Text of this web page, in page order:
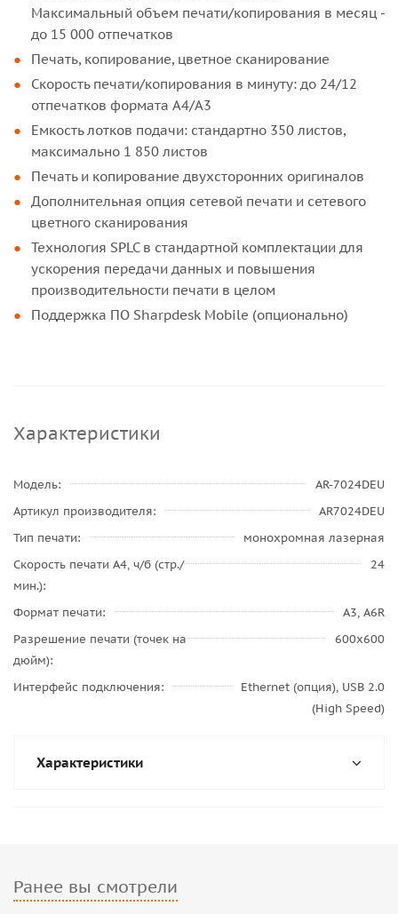
Максимальный объем печати/копирования в месяц -
до 15 000 отпечатков
Печать, копирование, цветное сканирование
Скорость печати/копирования в минуту: до 24/12
отпечатков формата A4/A3
Емкость лотков подачи: стандартно 350 листов,
максимально 1 850 листов
Печать и копирование двухсторонних оригиналов
Дополнительная опция сетевой печати и сетевого
цветного сканирования
Технология SPLC в стандартной комплектации для
ускорения передачи данных и повышения
производительности печати в целом
Поддержка ПО Sharpdesk Mobile (опционально)
Характеристики
Модель
AR-7024DEU
Артикул производителя
AR7024DEU
Тип печати
монохромная лазерная
Скорость печати A4, ч/б (стр./
мин.)
24
Формат печати
A3, A6R
Разрешение печати (точек на
дюйм)
600x600
Интерфейс подключения
Ethernet (опция), USB 2.0
(High Speed)
Характеристики
Ранее вы смотрели